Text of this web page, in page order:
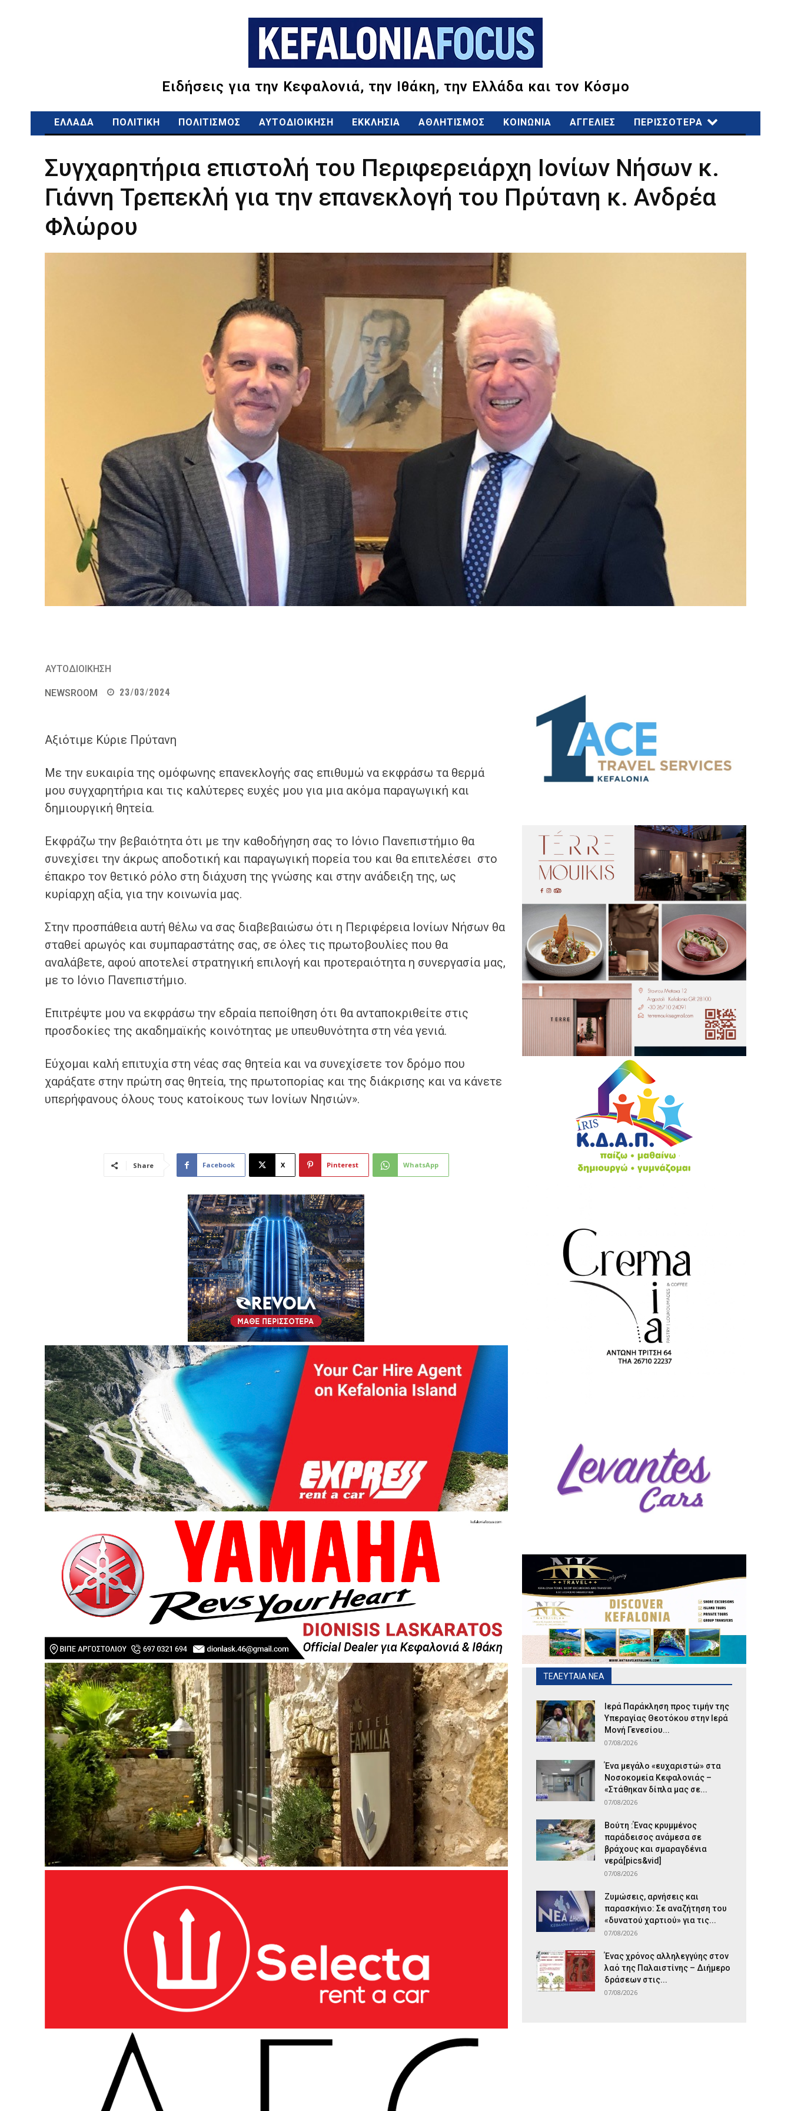
Ειδήσεις για την Κεφαλονιά, την Ιθάκη, την Ελλάδα και τον Κόσμο
ΕΛΛΑΔΑ ΠΟΛΙΤΙΚΗ ΠΟΛΙΤΙΣΜΟΣ ΑΥΤΟΔΙΟΙΚΗΣΗ ΕΚΚΛΗΣΙΑ ΑΘΛΗΤΙΣΜΟΣ ΚΟΙΝΩΝΙΑ ΑΓΓΕΛΙΕΣ ΠΕΡΙΣΣΟΤΕΡΑ
Συγχαρητήρια επιστολή του Περιφερειάρχη Ιονίων Νήσων κ.
Γιάννη Τρεπεκλή για την επανεκλογή του Πρύτανη κ. Ανδρέα
Φλώρου
ΑΥΤΟΔΙΟΙΚΗΣΗ
NEWSROOM 23/03/2024
Αξιότιμε Κύριε Πρύτανη
Με την ευκαιρία της ομόφωνης επανεκλογής σας επιθυμώ να εκφράσω τα θερμά
μου συγχαρητήρια και τις καλύτερες ευχές μου για μια ακόμα παραγωγική και
δημιουργική θητεία.
Εκφράζω την βεβαιότητα ότι με την καθοδήγηση σας το Ιόνιο Πανεπιστήμιο θα
συνεχίσει την άκρως αποδοτική και παραγωγική πορεία του και θα επιτελέσει στο
έπακρο τον θετικό ρόλο στη διάχυση της γνώσης και στην ανάδειξη της, ως
κυρίαρχη αξία, για την κοινωνία μας.
Στην προσπάθεια αυτή θέλω να σας διαβεβαιώσω ότι η Περιφέρεια Ιονίων Νήσων θα
σταθεί αρωγός και συμπαραστάτης σας, σε όλες τις πρωτοβουλίες που θα
αναλάβετε, αφού αποτελεί στρατηγική επιλογή και προτεραιότητα η συνεργασία μας,
με το Ιόνιο Πανεπιστήμιο.
Επιτρέψτε μου να εκφράσω την εδραία πεποίθηση ότι θα ανταποκριθείτε στις
προσδοκίες της ακαδημαϊκής κοινότητας με υπευθυνότητα στη νέα γενιά.
Εύχομαι καλή επιτυχία στη νέας σας θητεία και να συνεχίσετε τον δρόμο που
χαράξατε στην πρώτη σας θητεία, της πρωτοπορίας και της διάκρισης και να κάνετε
υπερήφανους όλους τους κατοίκους των Ιονίων Νησιών».
Share Facebook X Pinterest WhatsApp
ΤΕΛΕΥΤΑΙΑ ΝΕΑ
Ιερά Παράκληση προς τιμήν της
Υπεραγίας Θεοτόκου στην Ιερά
Μονή Γενεσίου...
07/08/2026
Ένα μεγάλο «ευχαριστώ» στα
Νοσοκομεία Κεφαλονιάς –
«Στάθηκαν δίπλα μας σε...
07/08/2026
Βούτη :Ένας κρυμμένος
παράδεισος ανάμεσα σε
βράχους και σμαραγδένια
νερά[pics&vid]
07/08/2026
Ζυμώσεις, αρνήσεις και
παρασκήνιο: Σε αναζήτηση του
«δυνατού χαρτιού» για τις...
07/08/2026
Ένας χρόνος αλληλεγγύης στον
λαό της Παλαιστίνης – Διήμερο
δράσεων στις...
07/08/2026